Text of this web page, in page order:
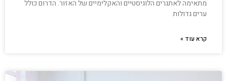
מתאימה לאתגרים הלוגיסטיים והאקלימיים של האזור. הדרום כולל
ערים גדולות
קרא עוד »